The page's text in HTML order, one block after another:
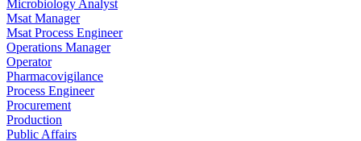
Microbiology Analyst
Msat Manager
Msat Process Engineer
Operations Manager
Operator
Pharmacovigilance
Process Engineer
Procurement
Production
Public Affairs